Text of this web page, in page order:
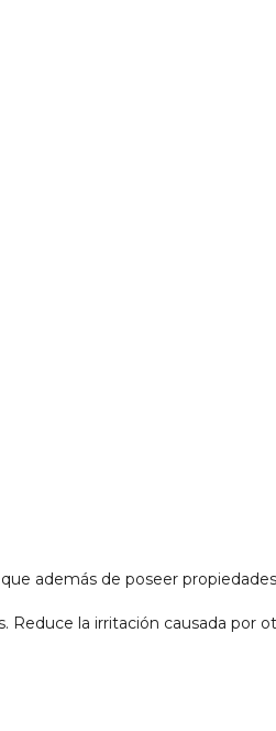
además de poseer
Reduce la irritación causada por